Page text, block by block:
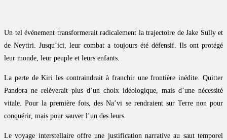
Un tel événement transformerait radicalement la trajectoire de Jake Sully et
de Neytiri. Jusqu’ici, leur combat a toujours été défensif. Ils ont protégé
leur monde, leur peuple et leurs enfants.
La perte de Kiri les contraindrait à franchir une frontière inédite. Quitter
Pandora ne relèverait plus d’un choix idéologique, mais d’une nécessité
vitale. Pour la première fois, des Na’vi se rendraient sur Terre non pour
conquérir, mais pour sauver l’un des leurs.
Le voyage interstellaire offre une justification narrative au saut temporel